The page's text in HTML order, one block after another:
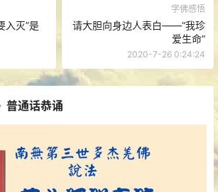
入灭”是
学佛感悟
请大胆向身边人表白——“我珍
爱生命”
2020-7-26 0:24:24
普通话恭诵